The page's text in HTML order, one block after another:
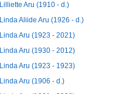
Lilliette Aru (1910 - d.)
Linda Aliide Aru (1926 - d.)
Linda Aru (1923 - 2021)
Linda Aru (1930 - 2012)
Linda Aru (1923 - 1923)
Linda Aru (1906 - d.)